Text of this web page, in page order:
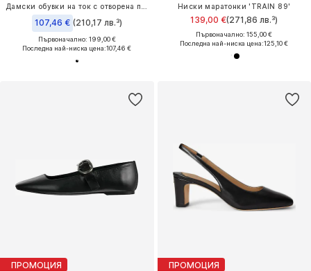
Дамски обувки на ток с отворена пета 'SIENNA CORD'
107,46 € (210,17 лв.³)
Първоначално: 199,00 €
Последна най-ниска цена:107,46 €
Ниски маратонки 'TRAIN 89'
139,00 €(271,86 лв.³)
Първоначално: 155,00 €
Последна най-ниска цена:125,10 €
ПРОМОЦИЯ ПРОМОЦИЯ